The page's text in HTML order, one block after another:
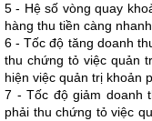
5 - Hệ số vòng quay
hàng thu tiền càng
6 - Tốc độ tăng doanh
thu chứng tỏ việc quản
hiện việc quản trị khoản
7 - Tốc độ giảm doanh
phải thu chứng tỏ việc